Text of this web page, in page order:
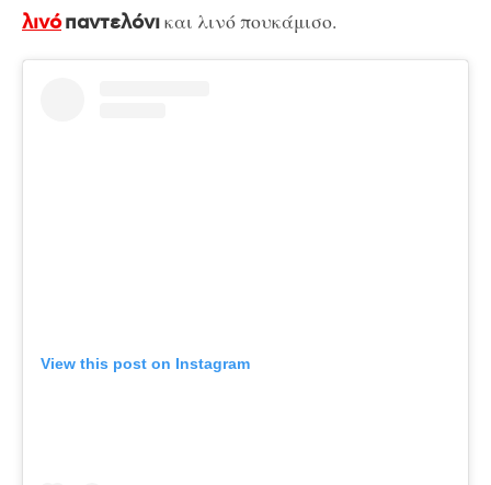
λινόπαντελόνικαι λινό πουκάμισο.
View this post on Instagram